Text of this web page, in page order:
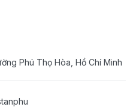
Phú Thọ Hòa, Hồ Chí Minh